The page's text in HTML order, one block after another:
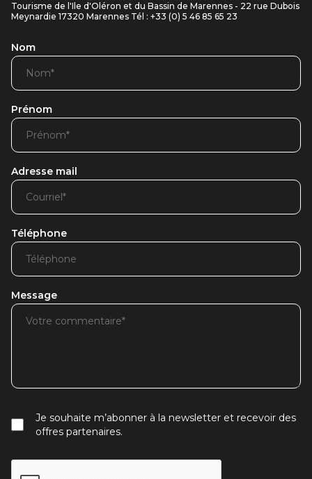
Tourisme de l'Ile d'Oléron et du Bassin de Marennes - 22 rue Dubois
Meynardie 17320 Marennes Tél : +33 (0) 5 46 85 65 23
Nom
Prénom
Adresse mail
Téléphone
Message
Je souhaite m’abonner à la newsletter et recevoir des
offres partenaires.